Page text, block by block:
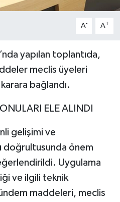
A- A+
yapılan toplantıda,
meclis üyeleri
bağlandı.
ELE ALINDI
gelişimi ve
doğrultusunda önem
Uygulama
ve ilgili teknik
maddeleri, meclis